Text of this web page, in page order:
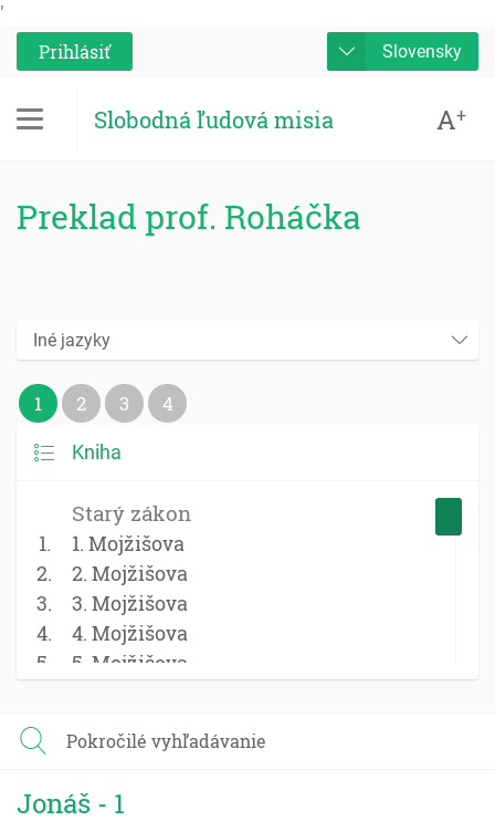
'
Prihlásiť
Slovensky
Slobodná ľudová misia A+
Preklad prof. Roháčka
Iné jazyky
1 2 3 4
Kniha
Starý zákon
1. Mojžišova
2. Mojžišova
3. Mojžišova
4. Mojžišova
5. Mojžišova
Rút
2 Samuel
Pokročilé vyhľadávanie
Jonáš - 1